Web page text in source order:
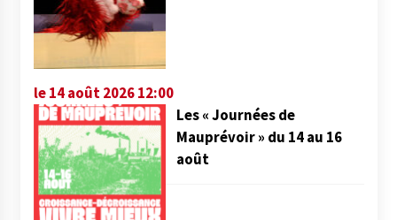
le 14 août 2026 12:00
Les « Journées de
Mauprévoir » du 14 au 16
août